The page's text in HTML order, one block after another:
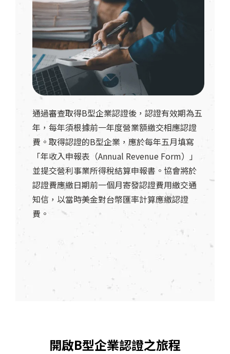
通過審查取得B型企業認證後，認證有效期為五
年，每年須根據前一年度營業額繳交相應認證
費。取得認證的B型企業，應於每年五月填寫
「年收入申報表（Annual Revenue Form）」
並提交營利事業所得稅結算申報書。協會將於
認證費應繳日期前一個月寄發認證費用繳交通
知信，以當時美金對台幣匯率計算應繳認證
費。
開啟B型企業認證之旅程